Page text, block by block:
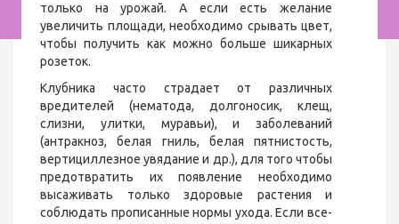
только на урожай. А если есть желание
увеличить площади, необходимо срывать цвет,
чтобы получить как можно больше шикарных
розеток.
Клубника часто страдает от различных
вредителей (нематода, долгоносик, клещ,
слизни, улитки, муравьи), и заболеваний
(антракноз, белая гниль, белая пятнистость,
вертициллезное увядание и др.), для того чтобы
предотвратить их появление необходимо
высаживать только здоровые растения и
соблюдать прописанные нормы ухода. Если все-